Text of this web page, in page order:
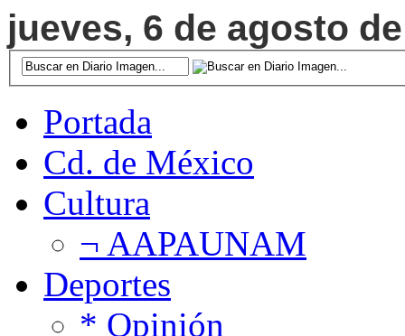
jueves, 6 de agosto
Portada
Cd. de México
Cultura
¬ AAPAUNAM
Deportes
* Opinión